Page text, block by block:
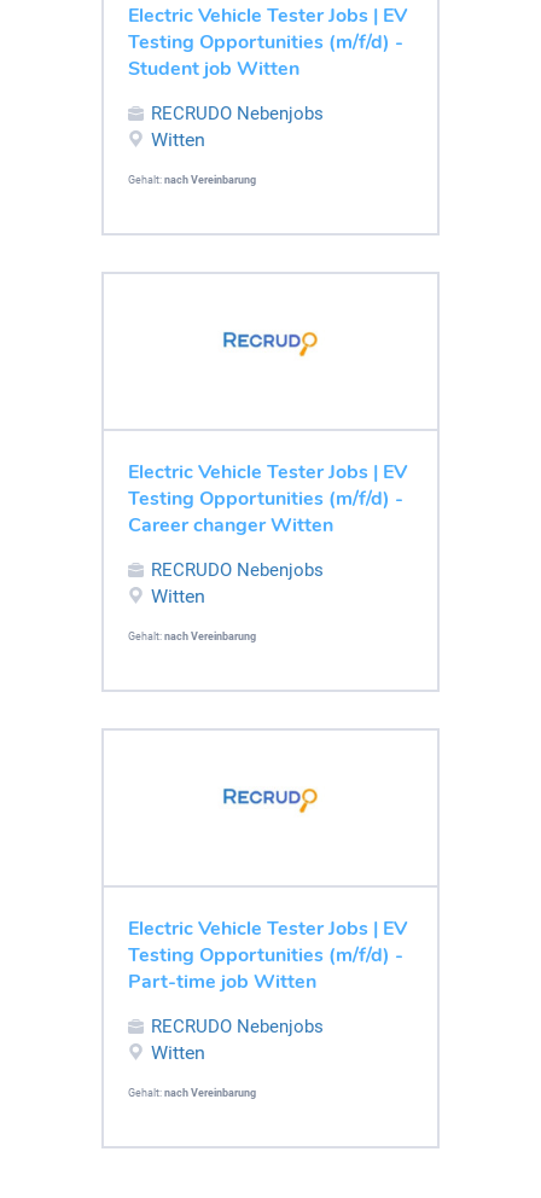
Electric Vehicle Tester Jobs | EV
Testing Opportunities (m/f/d) -
Student job Witten
RECRUDO Nebenjobs
Witten
Gehalt: nach Vereinbarung
Electric Vehicle Tester Jobs | EV
Testing Opportunities (m/f/d) -
Career changer Witten
RECRUDO Nebenjobs
Witten
Gehalt: nach Vereinbarung
Electric Vehicle Tester Jobs | EV
Testing Opportunities (m/f/d) -
Part-time job Witten
RECRUDO Nebenjobs
Witten
Gehalt: nach Vereinbarung